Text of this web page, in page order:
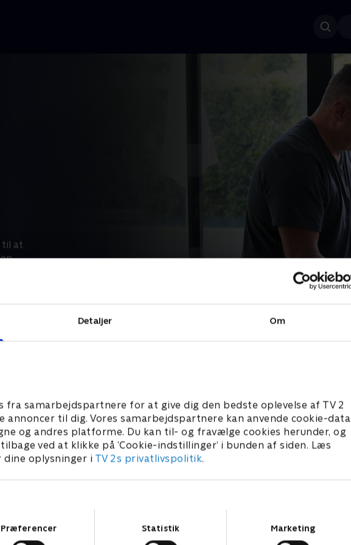
Detaljer Om
fra samarbejdspartnere for at give dig den bedste oplevelse af TV 2
annoncer til dig. Vores samarbejdspartnere kan anvende cookie-data
og andres platforme. Du kan til- og fravælge cookies herunder, og
ved at klikke på ’Cookie-indstillinger’ i bunden af siden. Læs
dine oplysninger i TV 2s privatlivspolitik.
Præferencer Statistik Marketing
til at